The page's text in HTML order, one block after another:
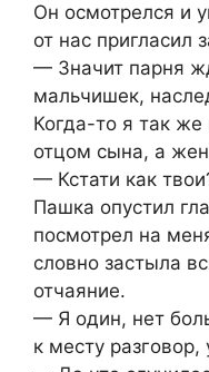
Он осмотрелся и
от нас пригласил
— Значит парня
мальчишек,
Когда-то я так же
отцом сына, а
— Кстати как
Пашка опустил
посмотрел на
словно застыла
отчаяние.
— Я один, нет
к месту разговор,